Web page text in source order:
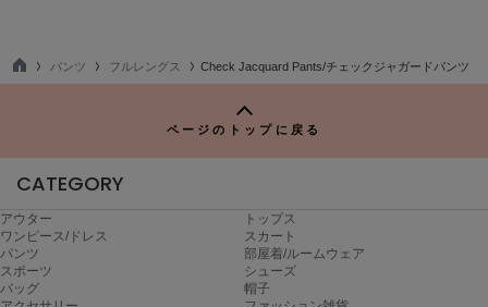
Onitsuka Tiger
ORGUE
オルグ
ORR
オル
TO
パンツ フルレングス Check Jacquard Pants/チェックジャガードパンツ
ページのトップに戻る
CATEGORY
アウター
トップス
ワンピース/ドレス
スカート
パンツ
部屋着/ルームウェア
スポーツ
シューズ
バッグ
帽子